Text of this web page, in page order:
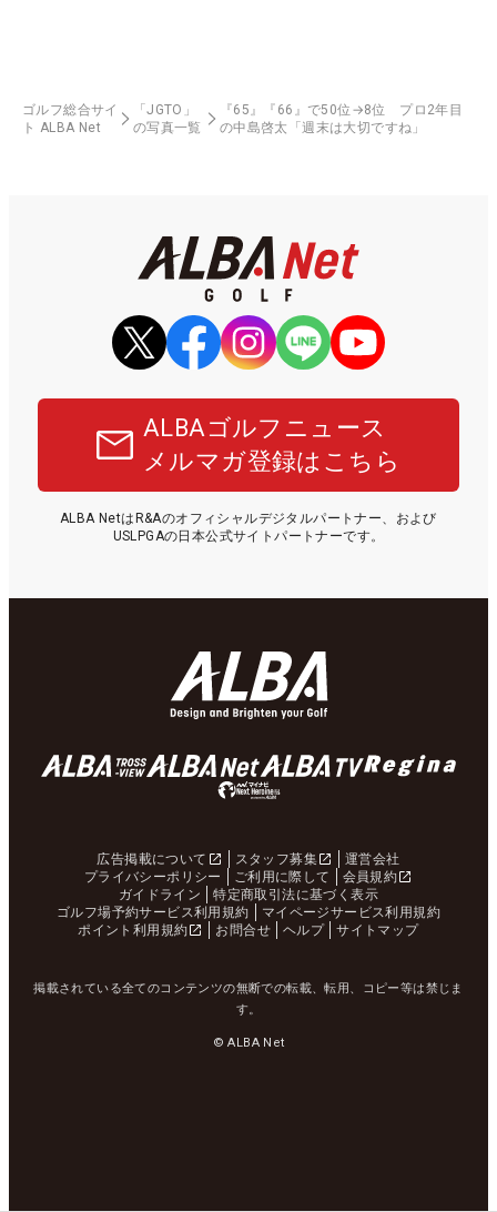
ゴルフ総合サイ
ト ALBA Net
「JGTO」
の写真一覧
『65』『66』で50位→8位 プロ2年目
の中島啓太「週末は大切ですね」
ALBAゴルフニュース
メルマガ登録はこちら
ALBA NetはR&Aのオフィシャルデジタルパートナー、および
USLPGAの日本公式サイトパートナーです。
広告掲載について スタッフ募集
運営会社
プライバシーポリシー
ご利用に際して
会員規約
ガイドライン
特定商取引法に基づく表示
ゴルフ場予約サービス利用規約
マイページサービス利用規約
ポイント利用規約
お問合せ ヘルプ サイトマップ
掲載されている全てのコンテンツの無断での転載、転用、コピー等は禁じま
す。
© ALBA Net